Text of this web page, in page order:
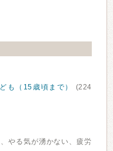
も（15歳頃まで）
(224
やる気が湧かない、疲労